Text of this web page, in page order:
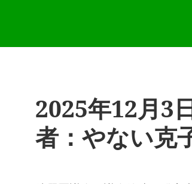
2025年12月
者：やない克